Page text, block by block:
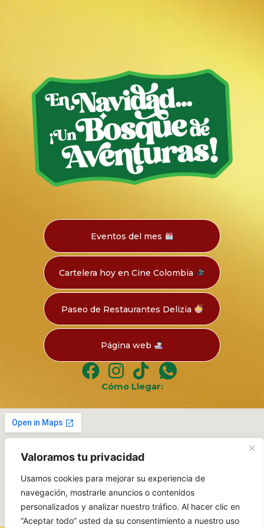
Valoramos tu privacidad
Usamos cookies para mejorar su experiencia de
navegación, mostrarle anuncios o contenidos
personalizados y analizar nuestro tráfico. Al hacer clic en
“Aceptar todo” usted da su consentimiento a nuestro uso
Eventos del mes
Cartelera hoy en Cine Colombia
Paseo de Restaurantes Delizia
Página web
Cómo Llegar: